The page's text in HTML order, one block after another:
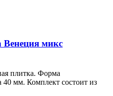
Венеция микс
плитка. Форма
мм. Комплект состоит из